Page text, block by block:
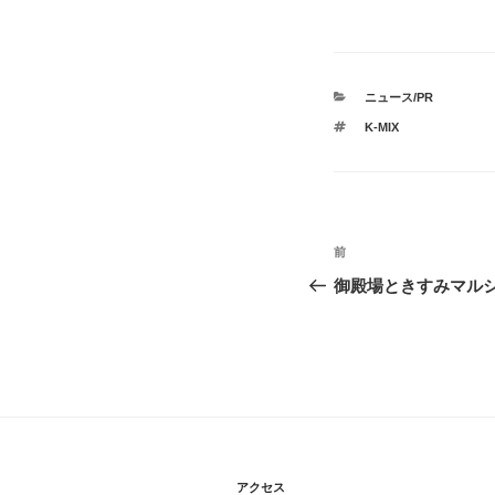
カ
ゴ
ニュース/PR
タ
K-MIX
投
稿
過
去
前
御殿場ときすみマル
アクセス